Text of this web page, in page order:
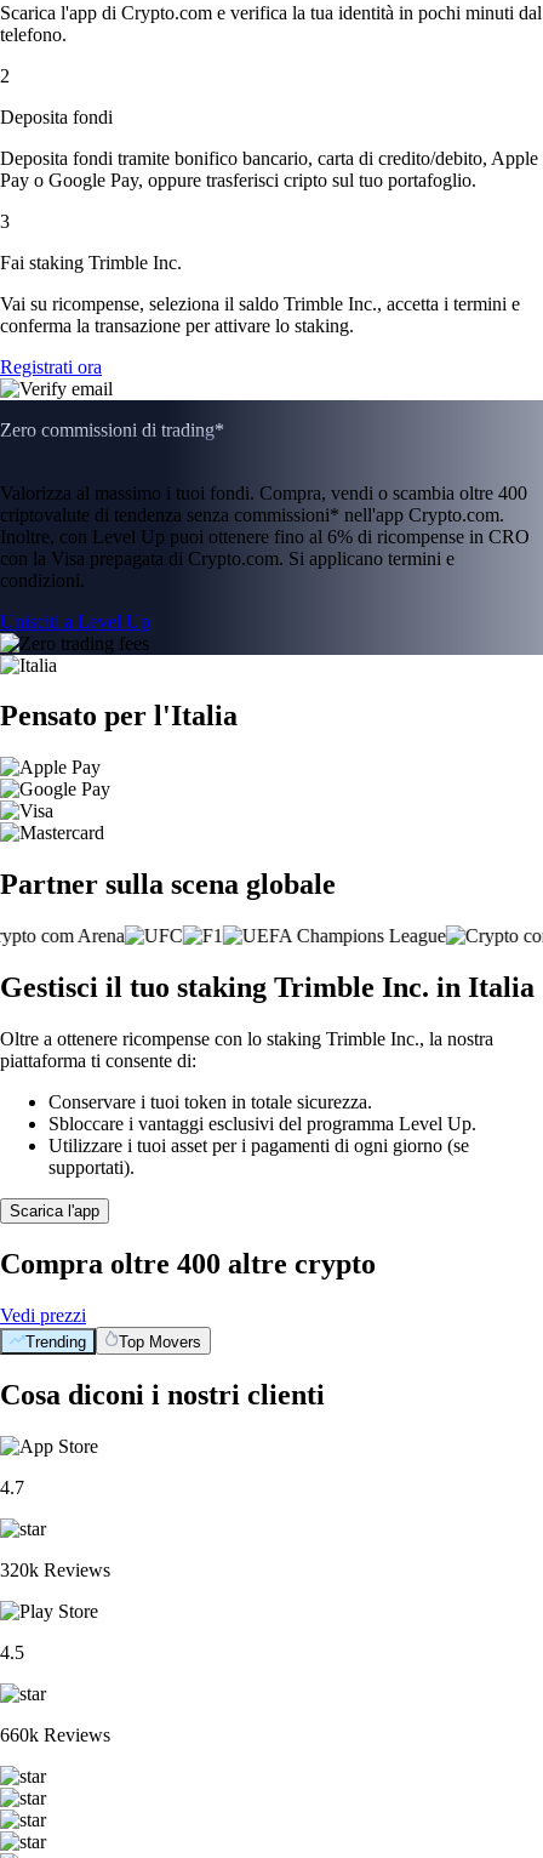
Scarica l'app di Crypto.com e verifica la tua identità in pochi minuti dal
telefono.
2
Deposita fondi
Deposita fondi tramite bonifico bancario, carta di credito/debito, Apple
Pay o Google Pay, oppure trasferisci cripto sul tuo portafoglio.
3
Fai staking Trimble Inc.
Vai su ricompense, seleziona il saldo Trimble Inc., accetta i termini e
conferma la transazione per attivare lo staking.
Registrati ora
Zero commissioni di trading*
Valorizza al massimo i tuoi fondi. Compra, vendi o scambia oltre 400
criptovalute di tendenza senza commissioni* nell'app Crypto.com.
Inoltre, con Level Up puoi ottenere fino al 6% di ricompense in CRO
con la Visa prepagata di Crypto.com. Si applicano termini e
condizioni.
Unisciti a Level Up
Pensato per l'Italia
Partner sulla scena globale
Gestisci il tuo staking Trimble Inc. in Italia
Oltre a ottenere ricompense con lo staking Trimble Inc., la nostra
piattaforma ti consente di:
Conservare i tuoi token in totale sicurezza.
Sbloccare i vantaggi esclusivi del programma Level Up.
Utilizzare i tuoi asset per i pagamenti di ogni giorno (se
supportati).
Scarica l'app
Compra oltre 400 altre crypto
Vedi prezzi
Trending Top Movers
Cosa diconi i nostri clienti
4.7
320k Reviews
4.5
660k Reviews